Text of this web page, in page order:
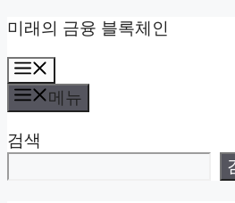
컨
츠
로
너
미래의 금융 블록체인
뉴
메뉴
검색